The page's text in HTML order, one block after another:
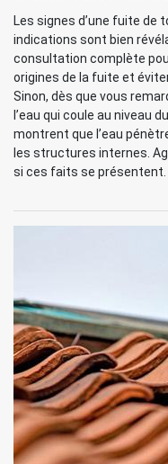
Les signes d’une fuite de
indications sont bien
consultation complète
origines de la fuite et
Sinon, dès que vous
l’eau qui coule au niveau
montrent que l’eau
les structures internes.
si ces faits se présentent.